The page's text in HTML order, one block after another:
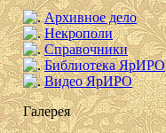
Архивное дело
Некрополи
Справочники
Библиотека ЯрИРО
Видео ЯрИРО
Галерея